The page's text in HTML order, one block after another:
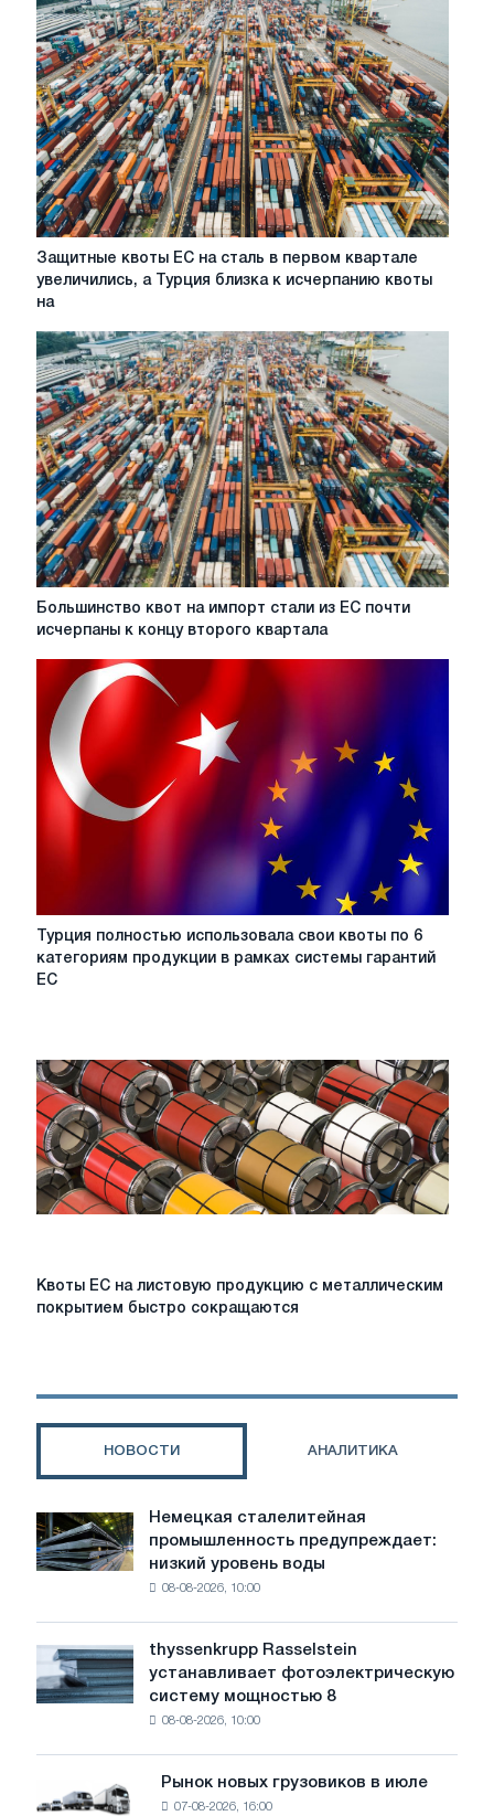
Защитные
ЕС
сталь
в
первом
квартале
увеличились,
а
Турция
близка
к
исчерпанию
квоты
Защитные квоты ЕС на сталь в первом квартале
увеличились, а Турция близка к исчерпанию квоты
на
Большинство
импорт
стали
из
ЕС
почти
исчерпаны
Большинство квот на импорт стали из ЕС почти
исчерпаны к концу второго квартала
Турция
использовала
6
категориям
продукции
в
рамках
системы
гарантий
Турция полностью использовала свои квоты по 6
категориям продукции в рамках системы гарантий
ЕС
Квоты
с
Квоты ЕС на листовую продукцию с металлическим
покрытием быстро сокращаются
НОВОСТИ АНАЛИТИКА
Немецкая
сталелитейная
промышленность
предупреждает:
воды
угрожает
Немецкая сталелитейная
промышленность предупреждает:
низкий уровень воды
08-08-2026, 10:00
thyssenkrupp
Rasselstein
устанавливает
фотоэлектрическую
thyssenkrupp Rasselstein
устанавливает фотоэлектрическую
систему мощностью 8
08-08-2026, 10:00
Рынок
новых
Рынок новых грузовиков в июле
07-08-2026, 16:00